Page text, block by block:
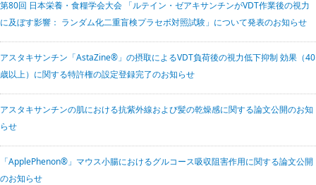
第80回 日本栄養・食糧学会大会 「ルテイン・ゼアキサンチンがVDT作業後の視力
に及ぼす影響： ランダム化二重盲検プラセボ対照試験」について発表のお知らせ
アスタキサンチン「AstaZine®」の摂取によるVDT負荷後の視力低下抑制 効果（40
歳以上）に関する特許権の設定登録完了のお知らせ
アスタキサンチンの肌における抗紫外線および髪の乾燥感に関する論文公開のお知
らせ
「ApplePhenon®」マウス小腸におけるグルコース吸収阻害作用に関する論文公開
のお知らせ